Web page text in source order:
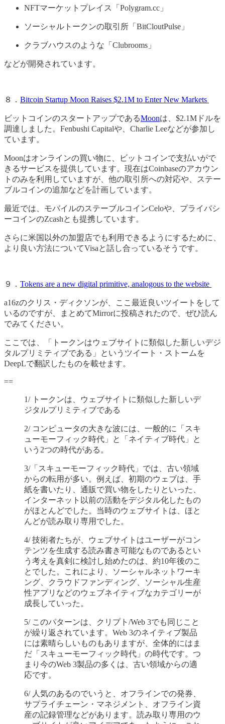
NFTマーケットプレイス「Polygram.cc」
ソーシャルトークンの取引所「BitCloutPulse」
クラブハウスのような「Clubrooms」
などが開発されています。
８． Bitcoin Startup Moon Raises $2.1M to Enter New Markets
ビットコインのスタートアップであるMoonは、$2.1Mドルを
調達しました。Fenbushi Capitalや、Charlie Leeなどが参加し
ています。
Moonはオンラインの買い物に、ビットコインで支払いがで
きるサービスを提供しています。現在はCoinbaseのアカウン
トのみを利用していますが、他の取引所への対応や、ステー
ブルコインの追加などを計画しています。
最近では、モバイルのステーブルコインCeloや、プライバシ
ーコインのZcashとも提携しています。
さらに米国以外の加盟店でも利用できるようにするために、
より良い方法についてVisaと話し合っているそうです。
９． Tokens are a new digital primitive, analogous to the website
a16zのクリス・ディクソンが、ここ最近良いツイートをして
いるのですが、まとめてMirrorに投稿されたので、ぜひ読ん
でみてください。
ここでは、「トークンはウェブサイトに類似した新しいデジ
タルプリミティブである」というツイート・ストームを
DeepLで翻訳したものを載せます。
==
1/ トークンは、ウェブサイトに類似した新しいデ
ジタルプリミティブである
2/ コンピュータの大きな波には、一般的に「スキ
ューモーフィック時代」と「ネイティブ時代」と
いう2つの時代がある。
3/「スキューモーフィック時代」では、古い領域
からの転用が多い。例えば、初期のウェブは、手
紙を書いたり、通販で買い物をしたりといった、
インターネット以前の活動をデジタル化したもの
がほとんどでした。当時のウェブサイトは、ほと
んどが読み取り専用でした。
4/ 技術者たちが、ウェブサイトはユーザーがコン
テンツを生成する読み書き可能なものであるとい
う考えを真剣に検討し始めたのは、約10年後のこ
とでした。これにより、ソーシャルネットワーキ
ング、クラウドファンディング、ソーシャル生産
性アプリなどのウェブネイティブなカテゴリーが
成長していった。
5/ このパターンは、クリプト/Web 3でも同じこと
が繰り返されています。Web 3のネイティブ製品
には素晴らしいものもありますが、全体的にはま
だ「スキューモーフィック時代」の時代です。つ
まり今のWeb 3製品の多くは、古い領域からの適
応です。
6/ 人気のあるのでいうと、オフラインでの発券、
サプライチェーン・マネジメント、オフライン資
産の記録管理などがあります。読み取り専用のウ